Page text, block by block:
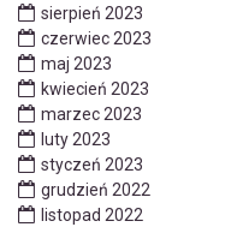
sierpień 2023
czerwiec 2023
maj 2023
kwiecień 2023
marzec 2023
luty 2023
styczeń 2023
grudzień 2022
listopad 2022